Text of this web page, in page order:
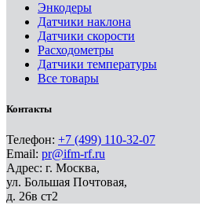
Энкодеры
Датчики наклона
Датчики скорости
Расходометры
Датчики температуры
Все товары
Контакты
Телефон: +7 (499) 110-32-07
Email: pr@ifm-rf.ru
Адрес: г. Москва,
ул. Большая Почтовая,
д. 26в ст2